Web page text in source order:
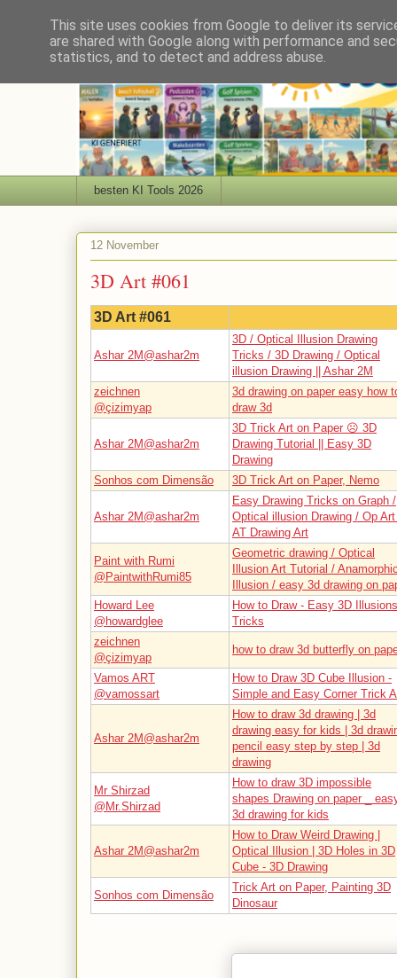
besten KI Tools 2026
12 November
3D Art #061
3D Art #061
Ashar 2M@ashar2m
3D / Optical Illusion Drawing
Tricks / 3D Drawing / Optical
illusion Drawing || Ashar 2M
zeichnen
@çizimyap
3d drawing on paper easy how
draw 3d
Ashar 2M@ashar2m
3D Trick Art on Paper ☹ 3D
Drawing Tutorial || Easy 3D
Drawing
Sonhos com Dimensão
3D Trick Art on Paper, Nemo
Ashar 2M@ashar2m
Easy Drawing Tricks on Graph /
Optical illusion Drawing / Op Art
AT Drawing Art
Paint with Rumi
@PaintwithRumi85
Geometric drawing / Optical
Illusion Art Tutorial /
Illusion / easy 3d drawing on
Howard Lee
@howardglee
How to Draw - Easy 3D
Tricks
zeichnen
@çizimyap
how to draw 3d butterfly on
Vamos ART
@vamossart
How to Draw 3D Cube Illusion -
Simple and Easy Corner Trick
Ashar 2M@ashar2m
How to draw 3d drawing | 3d
drawing easy for kids | 3d
pencil easy step by step | 3d
drawing
Mr Shirzad
@Mr.Shirzad
How to draw 3D impossible
shapes Drawing on paper _
3d drawing for kids
Ashar 2M@ashar2m
How to Draw Weird Drawing |
Optical Illusion | 3D Holes in 3D
Cube - 3D Drawing
Sonhos com Dimensão
Trick Art on Paper, Painting 3D
Dinosaur
This site uses cookies from Google to deliver its
are shared with Google along with performance and
statistics, and to detect and address abuse.